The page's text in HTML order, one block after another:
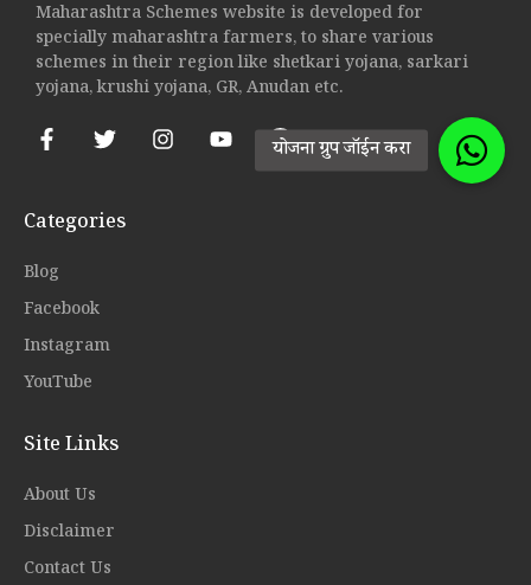
Maharashtra Schemes website is developed for
specially maharashtra farmers, to share various
schemes in their region like shetkari yojana, sarkari
yojana, krushi yojana, GR, Anudan etc.
Categories
Blog
Facebook
Instagram
YouTube
Site Links
About Us
Disclaimer
Contact Us